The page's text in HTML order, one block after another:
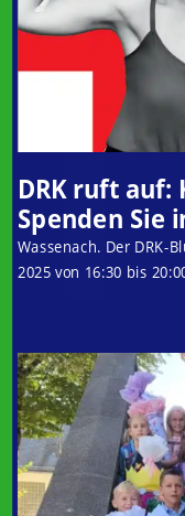
DRK ruft auf:
Spenden Sie
Wassenach. Der DRK-
2025 von 16:30 bis